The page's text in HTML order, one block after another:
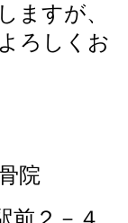
ますが、
ろしくお
院
前２－４